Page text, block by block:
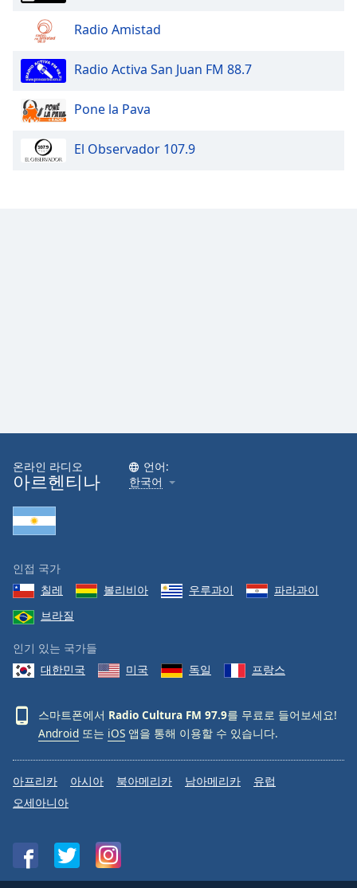
Radio Amistad
Radio Activa San Juan FM 88.7
Pone la Pava
El Observador 107.9
온라인 라디오
아르헨티나
언어:
한국어
인접 국가
칠레
볼리비아 우루과이
파라과이
브라질
인기 있는 국가들
대한민국
미국 독일 프랑스
스마트폰에서 Radio Cultura FM 97.9를 무료로 들어보세요!
Android 또는 iOS 앱을 통해 이용할 수 있습니다.
아프리카 아시아 북아메리카 남아메리카
유럽
오세아니아